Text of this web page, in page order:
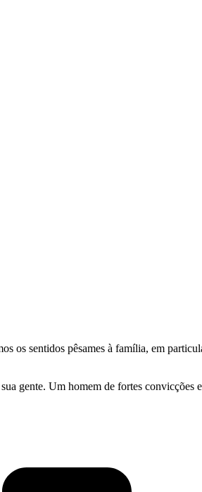
os sentidos pêsames à família, em
gente. Um homem de fortes convicções